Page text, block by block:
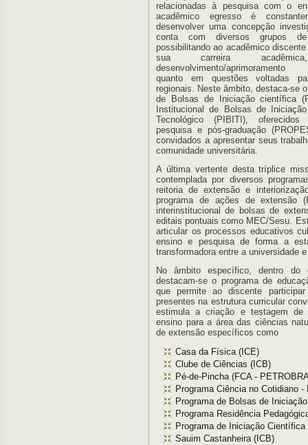
relacionadas à pesquisa com o
acadêmico egresso é
desenvolver uma concepção
conta com diversos grupos de
possibilitando ao acadêmico
sua carreira
desenvolvimento/aprimoramento
quanto em questões voltadas
regionais. Neste âmbito, destaca-se
de Bolsas de Iniciação científica
Institucional de Bolsas de
Tecnológico (PIBITI),
pesquisa e pós-graduação
convidados a apresentar seus
comunidade universitária.
A última vertente desta tríplice
contemplada por diversos
reitoria de extensão e
programa de ações de extensão
interinstitucional de bolsas de
editais pontuais como MEC/Sesu.
articular os processos educativos
ensino e pesquisa de forma a
transformadora entre a universidade
No âmbito específico, dentro do
destacam-se o programa de
que permite ao discente
presentes na estrutura curricular
estimula a criação e testagem de
ensino para a área das ciências
de extensão específicos como
Casa da Física (ICE)
Clube de Ciências (ICB)
Pé-de-Pincha (FCA -
Programa Ciência no Cotidiano -
Programa de Bolsas de
Programa Residência
Programa de Iniciação
Sauim Castanheira (ICB)